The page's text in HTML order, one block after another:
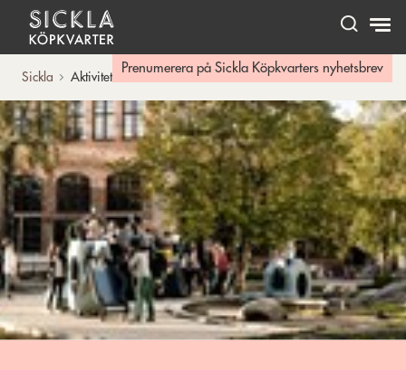
Hem
Prenumerera på Sickla Köpkvarters nyhetsbrev
Sickla Aktiviteter